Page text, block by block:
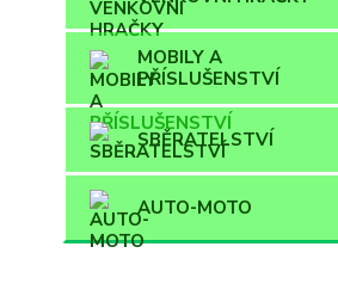
MOBILY A
PŘÍSLUŠENSTVÍ
SBĚRATELSTVÍ
AUTO-MOTO